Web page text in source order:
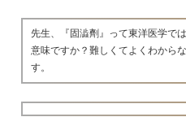
先生、『固澁劑』って東洋医学で
意味ですか？難しくてよくわから
す。